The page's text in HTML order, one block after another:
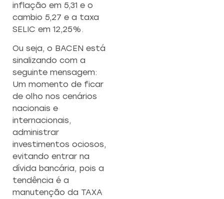
inflação em 5,31 e o
cambio 5,27 e a taxa
SELIC em 12,25%.
Ou seja, o BACEN está
sinalizando com a
seguinte mensagem:
Um momento de ficar
de olho nos cenários
nacionais e
internacionais,
administrar
investimentos ociosos,
evitando entrar na
dívida bancária, pois a
tendência é a
manutenção da TAXA